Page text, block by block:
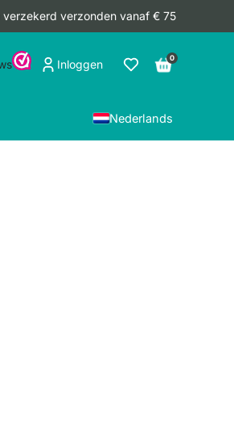
verzekerd verzonden vanaf € 75
Inloggen 0
Nederlands